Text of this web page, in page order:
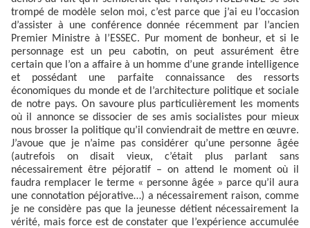
trompé de modèle selon moi, c’est parce que j’ai eu l’occasion
d’assister à une conférence donnée récemment par l’ancien
Premier Ministre à l’ESSEC. Pur moment de bonheur, et si le
personnage est un peu cabotin, on peut assurément être
certain que l’on a affaire à un homme d’une grande intelligence
et possédant une parfaite connaissance des ressorts
économiques du monde et de l’architecture politique et sociale
de notre pays. On savoure plus particulièrement les moments
où il annonce se dissocier de ses amis socialistes pour mieux
nous brosser la politique qu’il conviendrait de mettre en œuvre.
J’avoue que je n’aime pas considérer qu’une personne âgée
(autrefois on disait vieux, c’était plus parlant sans
nécessairement être péjoratif – on attend le moment où il
faudra remplacer le terme « personne âgée » parce qu’il aura
une connotation péjorative…) a nécessairement raison, comme
je ne considère pas que la jeunesse détient nécessairement la
vérité, mais force est de constater que l’expérience accumulée